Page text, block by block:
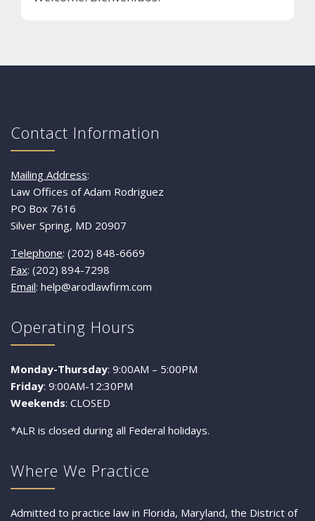
Contact Information
Mailing Address:
Law Offices of Adam Rodriguez
PO Box 7616
Silver Spring, MD 20907
Telephone: (202) 848-6669
Fax: (202) 894-7298
Email: help@arodlawfirm.com
Operating Hours
Monday-Thursday: 9:00AM – 5:00PM
Friday: 9:00AM-12:30PM
Weekends: CLOSED
*ALR is closed during all Federal holidays.
Where We Practice
Admitted to practice law in Florida, Maryland, the District of